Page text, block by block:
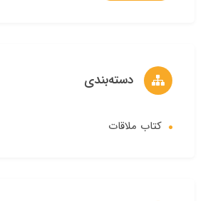
دسته‌بندی
کتاب ملاقات